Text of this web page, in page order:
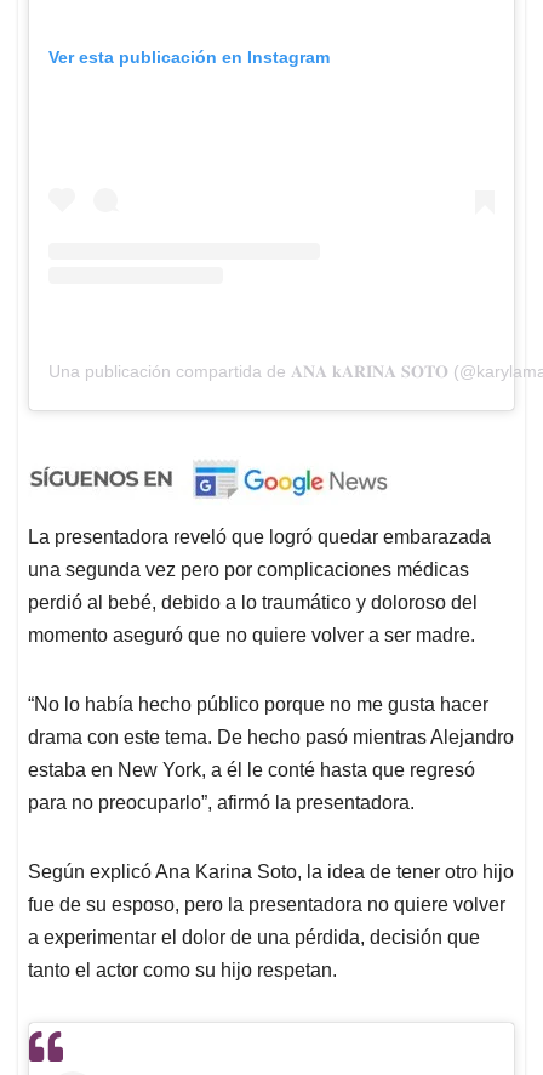
Ver esta publicación en Instagram
Una publicación compartida de 𝐀𝐍𝐀 𝐤𝐀𝐑𝐈𝐍𝐀 𝐒𝐎𝐓𝐎
La presentadora reveló que logró quedar embarazada
una segunda vez pero por complicaciones médicas
perdió al bebé, debido a lo traumático y doloroso del
momento aseguró que no quiere volver a ser madre.
“No lo había hecho público porque no me gusta hacer
drama con este tema. De hecho pasó mientras Alejandro
estaba en New York, a él le conté hasta que regresó
para no preocuparlo”, afirmó la presentadora.
Según explicó Ana Karina Soto, la idea de tener otro hijo
fue de su esposo, pero la presentadora no quiere volver
a experimentar el dolor de una pérdida, decisión que
tanto el actor como su hijo respetan.